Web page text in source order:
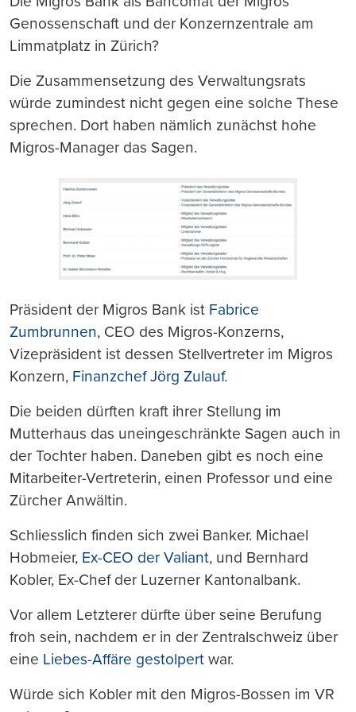
Genossenschaft und der Konzernzentrale am
Limmatplatz in Zürich?
Die Zusammensetzung des Verwaltungsrats
würde zumindest nicht gegen eine solche These
sprechen. Dort haben nämlich zunächst hohe
Migros-Manager das Sagen.
Präsident der Migros Bank ist Fabrice
Zumbrunnen, CEO des Migros-Konzerns,
Vizepräsident ist dessen Stellvertreter im Migros
Konzern, Finanzchef Jörg Zulauf.
Die beiden dürften kraft ihrer Stellung im
Mutterhaus das uneingeschränkte Sagen auch in
der Tochter haben. Daneben gibt es noch eine
Mitarbeiter-Vertreterin, einen Professor und eine
Zürcher Anwältin.
Schliesslich finden sich zwei Banker. Michael
Hobmeier, Ex-CEO der Valiant, und Bernhard
Kobler, Ex-Chef der Luzerner Kantonalbank.
Vor allem Letzterer dürfte über seine Berufung
froh sein, nachdem er in der Zentralschweiz über
eine Liebes-Affäre gestolpert war.
Würde sich Kobler mit den Migros-Bossen im VR